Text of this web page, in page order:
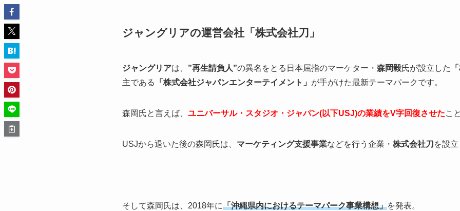
ジャングリアの運営会社「株式会社刀」
ジャングリアは、 ”再生請負人”の異名をとる日本屈指のマーケター・ 森岡毅氏が設立した
主である
「株式会社ジャパンエンターテイメント」 が手がけた最新テーマパークです。
森岡氏と言えば、 ユニバーサル・スタジオ・ジャパン(以下USJ)の業績をV字回復させたこ
USJから退いた後の森岡氏は、 マーケティング支援事業などを行う企業・ 株式会社刀 を設立
そして森岡氏は、2018年に「沖縄県内におけるテーマパーク事業構想」を発表。